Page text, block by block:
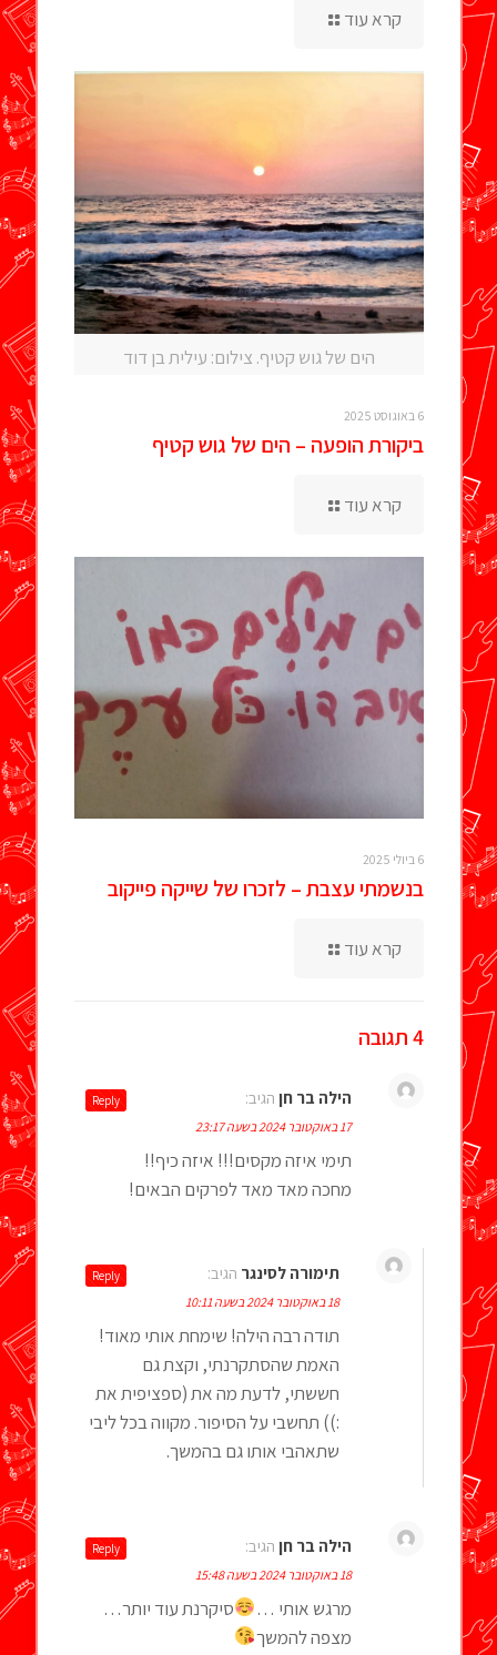
קרא עוד
הים של גוש קטיף. צילום: עילית בן דוד
6 באוגוסט 2025
ביקורת הופעה – הים של גוש קטיף
קרא עוד
6 ביולי 2025
בנשמתי עצבת – לזכרו של שייקה פייקוב
קרא עוד
4 תגובה
הילה בר חן הגיב:
17 באוקטובר 2024 בשעה 23:17
תימי איזה מקסים!!! איזה כיף!!
מחכה מאד מאד לפרקים הבאים!
Reply
תימורה לסינגר הגיב:
18 באוקטובר 2024 בשעה 10:11
תודה רבה הילה! שימחת אותי מאוד!
האמת שהסתקרנתי, וקצת גם
חששתי, לדעת מה את (ספציפית את
:)) תחשבי על הסיפור. מקווה בכל ליבי
שתאהבי אותו גם בהמשך.
Reply
הילה בר חן הגיב:
18 באוקטובר 2024 בשעה 15:48
מרגש אותי …
סיקרנת עוד יותר…
מצפה להמשך
Reply